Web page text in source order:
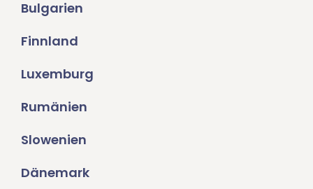
Bulgarien
Finnland
Luxemburg
Rumänien
Slowenien
Dänemark